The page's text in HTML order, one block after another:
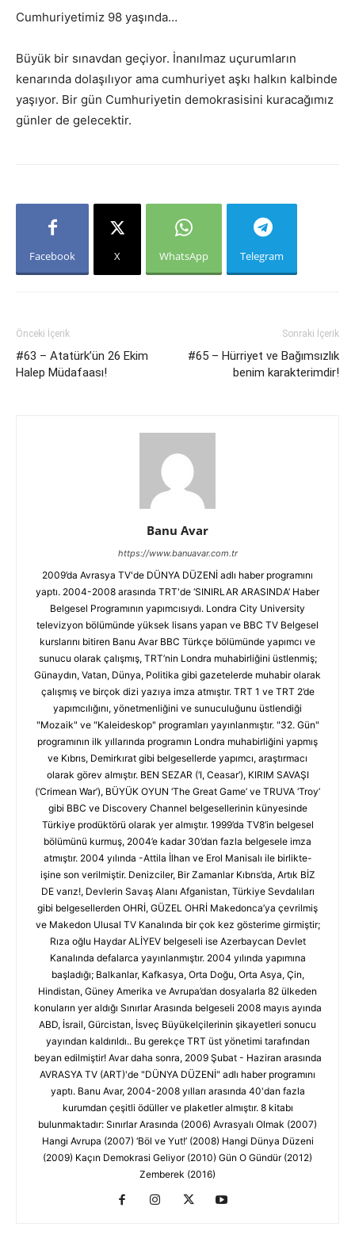
Cumhuriyetimiz 98 yaşında…
Büyük bir sınavdan geçiyor. İnanılmaz uçurumların
kenarında dolaşılıyor ama cumhuriyet aşkı halkın kalbinde
yaşıyor. Bir gün Cumhuriyetin demokrasisini kuracağımız
günler de gelecektir.
Facebook X WhatsApp Telegram
Önceki İçerik
#63 – Atatürk’ün 26 Ekim
Halep Müdafaası!
Sonraki İçerik
#65 – Hürriyet ve Bağımsızlık
benim karakterimdir!
Banu Avar
https://www.banuavar.com.tr
2009’da Avrasya TV'de DÜNYA DÜZENİ adlı haber programını
yaptı. 2004-2008 arasında TRT'de ‘SINIRLAR ARASINDA’ Haber
Belgesel Programının yapımcısıydı. Londra City University
televizyon bölümünde yüksek lisans yapan ve BBC TV Belgesel
kurslarını bitiren Banu Avar BBC Türkçe bölümünde yapımcı ve
sunucu olarak çalışmış, TRT’nin Londra muhabirliğini üstlenmiş;
Günaydın, Vatan, Dünya, Politika gibi gazetelerde muhabir olarak
çalışmış ve birçok dizi yazıya imza atmıştır. TRT 1 ve TRT 2’de
yapımcılığını, yönetmenliğini ve sunuculuğunu üstlendiği
"Mozaik" ve "Kaleideskop" programları yayınlanmıştır. "32. Gün"
programının ilk yıllarında programın Londra muhabirliğini yapmış
ve Kıbrıs, Demirkırat gibi belgesellerde yapımcı, araştırmacı
olarak görev almıştır. BEN SEZAR (‘I, Ceasar’), KIRIM SAVAŞI
(‘Crimean War’), BÜYÜK OYUN ‘The Great Game’ ve TRUVA ‘Troy’
gibi BBC ve Discovery Channel belgesellerinin künyesinde
Türkiye prodüktörü olarak yer almıştır. 1999’da TV8’in belgesel
bölümünü kurmuş, 2004’e kadar 30’dan fazla belgesele imza
atmıştır. 2004 yılında -Attila İlhan ve Erol Manisalı ile birlikte-
işine son verilmiştir. Denizciler, Bir Zamanlar Kıbrıs’da, Artık BİZ
DE varız!, Devlerin Savaş Alanı Afganistan, Türkiye Sevdalıları
gibi belgesellerden OHRİ, GÜZEL OHRİ Makedonca’ya çevrilmiş
ve Makedon Ulusal TV Kanalında bir çok kez gösterime girmiştir;
Rıza oğlu Haydar ALİYEV belgeseli ise Azerbaycan Devlet
Kanalında defalarca yayınlanmıştır. 2004 yılında yapımına
başladığı; Balkanlar, Kafkasya, Orta Doğu, Orta Asya, Çin,
Hindistan, Güney Amerika ve Avrupa’dan dosyalarla 82 ülkeden
konuların yer aldığı Sınırlar Arasında belgeseli 2008 mayıs ayında
ABD, İsrail, Gürcistan, İsveç Büyükelçilerinin şikayetleri sonucu
yayından kaldırıldı.. Bu gerekçe TRT üst yönetimi tarafından
beyan edilmiştir! Avar daha sonra, 2009 Şubat - Haziran arasında
AVRASYA TV (ART)'de "DÜNYA DÜZENİ" adlı haber programını
yaptı. Banu Avar, 2004-2008 yılları arasında 40'dan fazla
kurumdan çeşitli ödüller ve plaketler almıştır. 8 kitabı
bulunmaktadır: Sınırlar Arasında (2006) Avrasyalı Olmak (2007)
Hangi Avrupa (2007) ‘Böl ve Yut!’ (2008) Hangi Dünya Düzeni
(2009) Kaçın Demokrasi Geliyor (2010) Gün O Gündür (2012)
Zemberek (2016)